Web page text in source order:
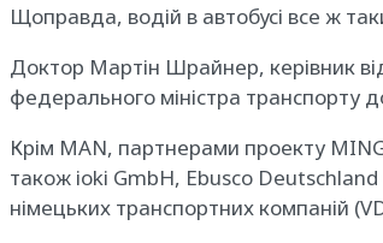
Щоправда, водій в автобусі все ж
Доктор Мартін Шрайнер, керівник
федерального міністра транспорту
Крім MAN, партнерами проекту
також ioki GmbH, Ebusco
німецьких транспортних компаній